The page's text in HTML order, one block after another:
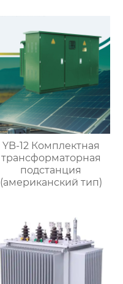
YB-12 Комплектная
трансформаторная
подстанция
(американский тип)